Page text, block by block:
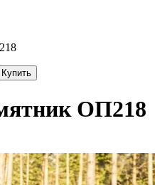
Купить
ОП218